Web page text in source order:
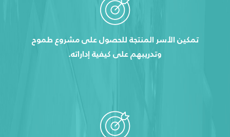
تمكين الأسر المنتجة للحصول على مشروع طموح
وتدريبهم على كيفية إداراته.